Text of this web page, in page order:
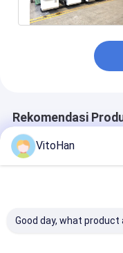
Rekomendasi
VitoHan
Good day, what product